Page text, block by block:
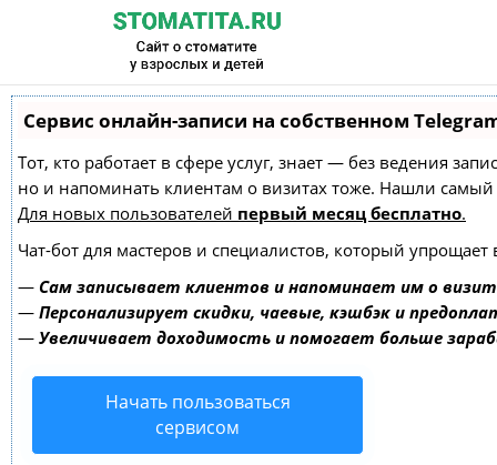
Сервис онлайн-записи на собственном
Тот, кто работает в сфере услуг, знает — без ведения
но и напоминать клиентам о визитах тоже. Нашли
Для новых пользователей первый месяц бесплатно.
Чат-бот для мастеров и специалистов, который упрощает
— Сам записывает клиентов и напоминает им о
— Персонализирует скидки, чаевые, кэшбэк и
— Увеличивает доходимость и помогает больше
Начать пользоваться
сервисом